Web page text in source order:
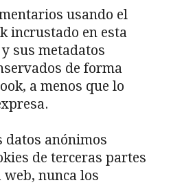
usando el
incrustado en esta
sus metadatos
de forma
a menos que lo
datos anónimos
de terceras partes
web, nunca los